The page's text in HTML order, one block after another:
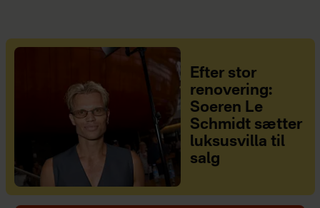
Efter stor
renovering:
Soeren Le
Schmidt sætter
luksusvilla til
salg